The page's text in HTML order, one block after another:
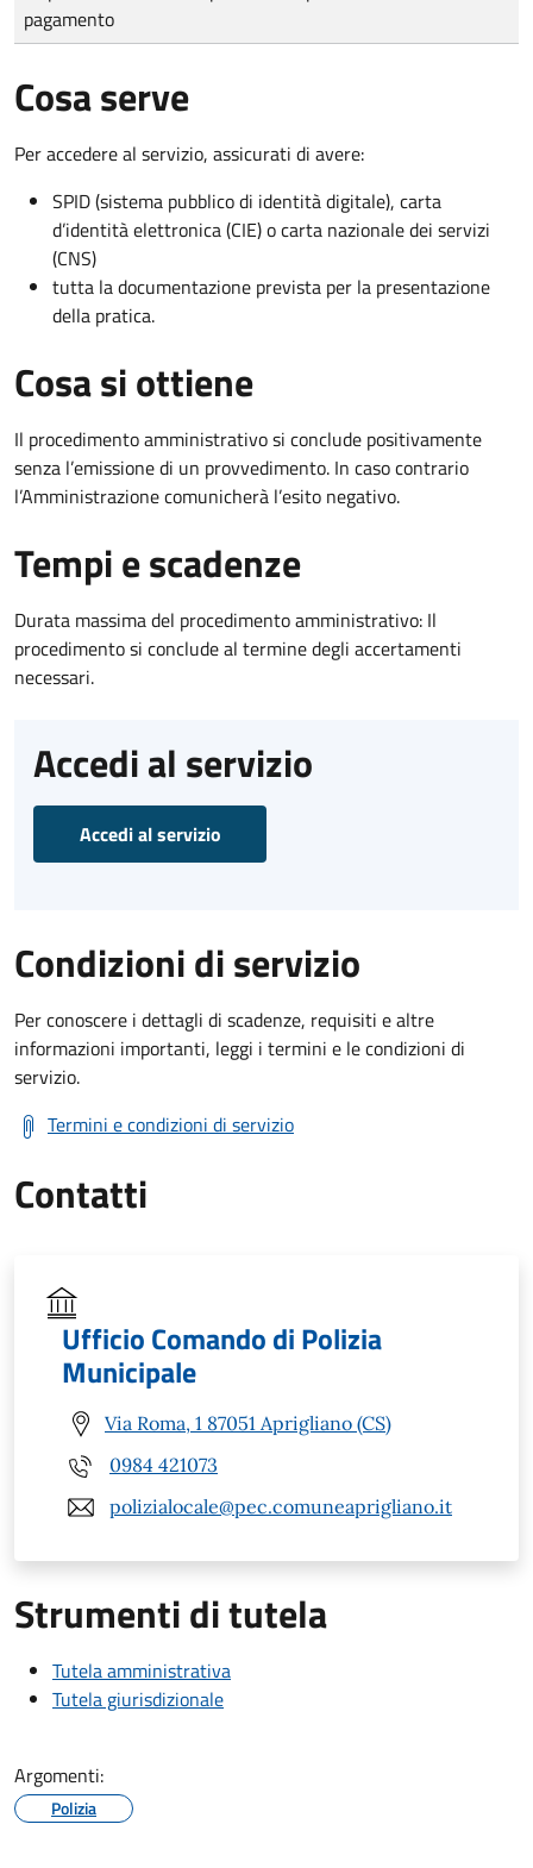
pagamento
Cosa serve
Per accedere al servizio, assicurati di avere:
SPID (sistema pubblico di identità digitale), carta
d’identità elettronica (CIE) o carta nazionale dei servizi
(CNS)
tutta la documentazione prevista per la presentazione
della pratica.
Cosa si ottiene
Il procedimento amministrativo si conclude positivamente
senza l’emissione di un provvedimento. In caso contrario
l’Amministrazione comunicherà l’esito negativo.
Tempi e scadenze
Durata massima del procedimento amministrativo: Il
procedimento si conclude al termine degli accertamenti
necessari.
Accedi al servizio
Accedi al servizio
Condizioni di servizio
Per conoscere i dettagli di scadenze, requisiti e altre
informazioni importanti, leggi i termini e le condizioni di
servizio.
Termini e condizioni di servizio
Contatti
Ufficio Comando di Polizia
Municipale
Via Roma, 1 87051 Aprigliano (CS)
0984 421073
polizialocale@pec.comuneaprigliano.it
Strumenti di tutela
Tutela amministrativa
Tutela giurisdizionale
Argomenti:
Polizia